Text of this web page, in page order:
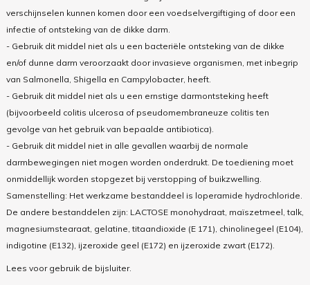
verschijnselen kunnen komen door een voedselvergiftiging of door een
infectie of ontsteking van de dikke darm.
- Gebruik dit middel niet als u een bacteriële ontsteking van de dikke
en/of dunne darm veroorzaakt door invasieve organismen, met inbegrip
van Salmonella, Shigella en Campylobacter, heeft.
- Gebruik dit middel niet als u een ernstige darmontsteking heeft
(bijvoorbeeld colitis ulcerosa of pseudomembraneuze colitis ten
gevolge van het gebruik van bepaalde antibiotica).
- Gebruik dit middel niet in alle gevallen waarbij de normale
darmbewegingen niet mogen worden onderdrukt. De toediening moet
onmiddellijk worden stopgezet bij verstopping of buikzwelling.
Samenstelling: Het werkzame bestanddeel is loperamide hydrochloride.
De andere bestanddelen zijn: LACTOSE monohydraat, maïszetmeel, talk,
magnesiumstearaat, gelatine, titaandioxide (E 171), chinolinegeel (E104),
indigotine (E132), ijzeroxide geel (E172) en ijzeroxide zwart (E172).
Lees voor gebruik de bijsluiter.